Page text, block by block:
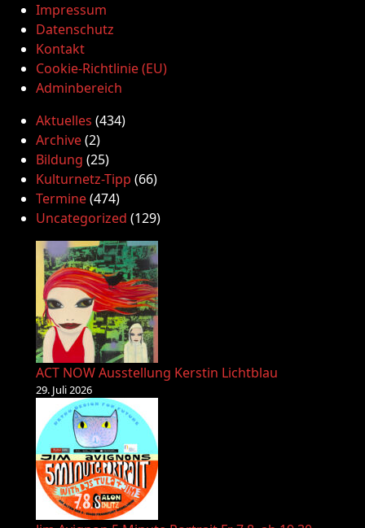
Impressum
Datenschutz
Kontakt
Cookie-Richtlinie (EU)
Adminbereich
Aktuelles (434)
Archive(2)
Bildung (25)
Kulturnetz-Tipp (66)
Termine(474)
Uncategorized (129)
ACT NOW Ausstellung Kerstin Lichtblau
29. Juli 2026